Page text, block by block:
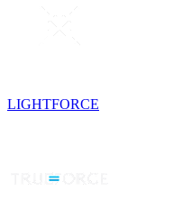
LIGHTFORCE